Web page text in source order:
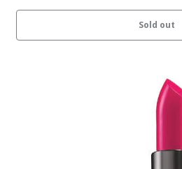
Sold out